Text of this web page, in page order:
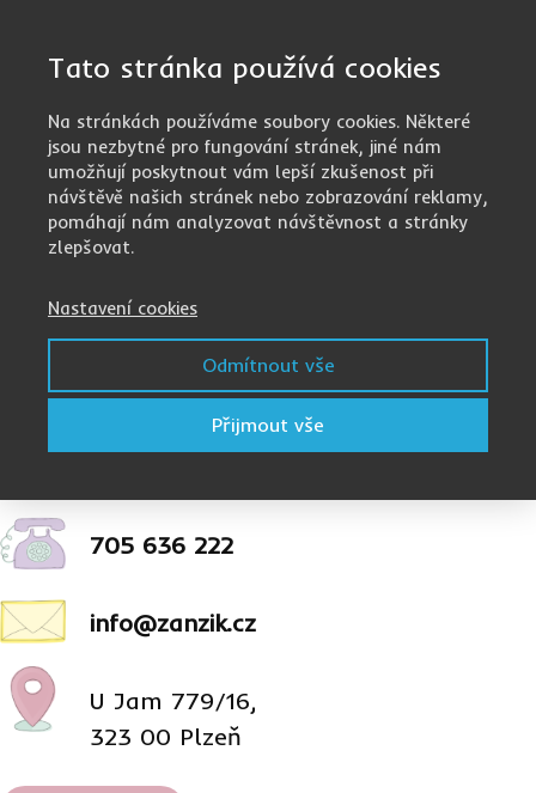
– Bolevec
705 636 222
info@zanzik.cz
U Jam 779/16,
323 00 Plzeň
Tato stránka používá cookies
Na stránkách používáme soubory cookies. Některé
jsou nezbytné pro fungování stránek, jiné nám
umožňují poskytnout vám lepší zkušenost při
návštěvě našich stránek nebo zobrazování reklamy,
pomáhají nám analyzovat návštěvnost a stránky
zlepšovat.
Nastavení cookies
Odmítnout vše
Přijmout vše